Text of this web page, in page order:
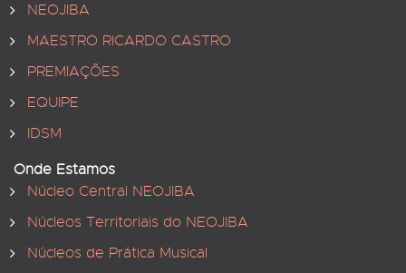
NEOJIBA
MAESTRO RICARDO CASTRO
PREMIAÇÕES
EQUIPE
IDSM
Onde Estamos
Núcleo Central NEOJIBA
Núcleos Territoriais do NEOJIBA
Núcleos de Prática Musical